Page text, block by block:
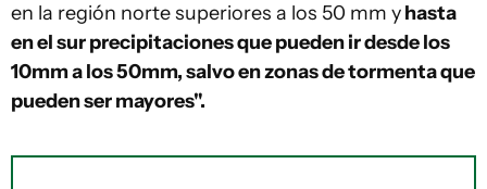
en la región norte superiores a los 50 mm yhasta
en el sur precipitaciones que pueden ir desde los
10mm a los 50mm, salvo en zonas de tormenta que
pueden ser mayores".